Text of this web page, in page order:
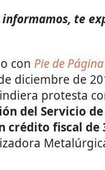
te
con Pie de Página
diciembre de
protesta
del Servicio
crédito fiscal de